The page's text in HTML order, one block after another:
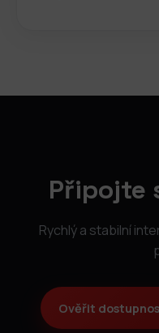
Připojte
Rychlý a stabilní
Ověřit